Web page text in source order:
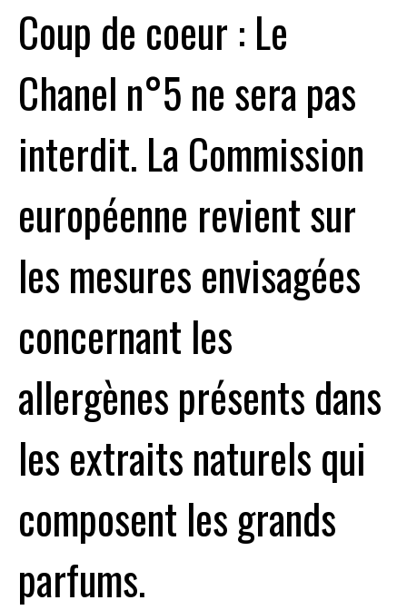
Coup de coeur : Le
Chanel n°5 ne sera pas
interdit. La Commission
européenne revient sur
les mesures envisagées
concernant les
allergènes présents dans
les extraits naturels qui
composent les grands
parfums.